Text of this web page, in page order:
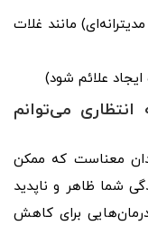
مانند غلات
علائم شود)
می‌توانم
معناست که ممکن
شما ظاهر و ناپدید
درمان‌هایی برای کاهش